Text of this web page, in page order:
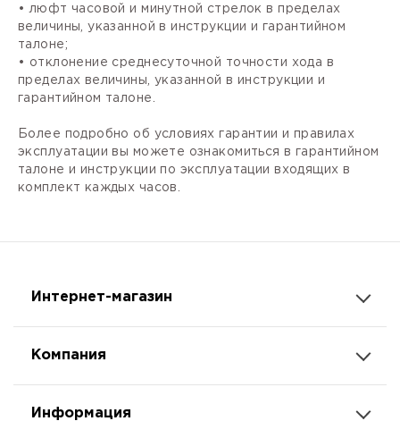
• люфт часовой и минутной стрелок в пределах
величины, указанной в инструкции и гарантийном
талоне;
• отклонение среднесуточной точности хода в
пределах величины, указанной в инструкции и
гарантийном талоне.
Более подробно об условиях гарантии и правилах
эксплуатации вы можете ознакомиться в гарантийном
талоне и инструкции по эксплуатации входящих в
комплект каждых часов.
Интернет-магазин
Компания
Информация